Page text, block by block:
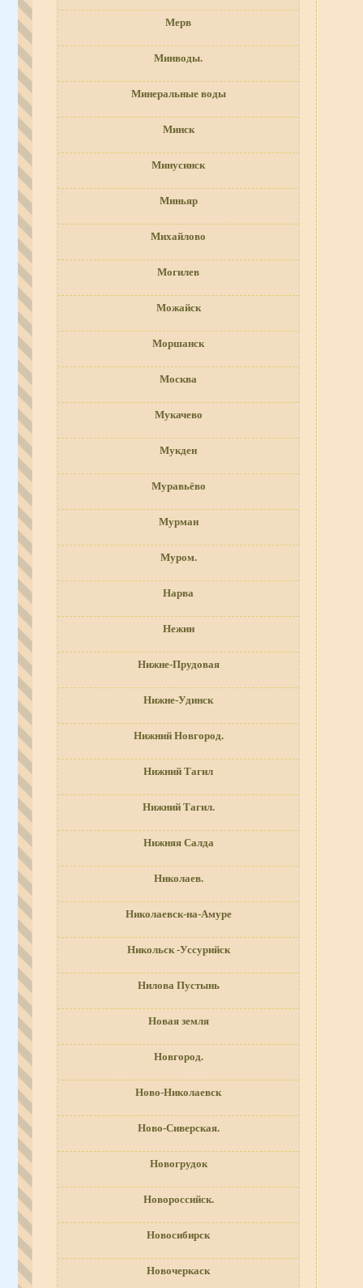
Мерв
Минводы.
Минеральные воды
Минск
Минусинск
Миньяр
Михайлово
Могилев
Можайск
Моршанск
Москва
Мукачево
Мукден
Муравьёво
Мурман
Муром.
Нарва
Нежин
Нижне-Прудовая
Нижне-Удинск
Нижний Новгород.
Нижний Тагил
Нижний Тагил.
Нижняя Салда
Николаев.
Николаевск-на-Амуре
Никольск -Уссурийск
Нилова Пустынь
Новая земля
Новгород.
Ново-Николаевск
Ново-Сиверская.
Новогрудок
Новороссийск.
Новосибирск
Новочеркаск